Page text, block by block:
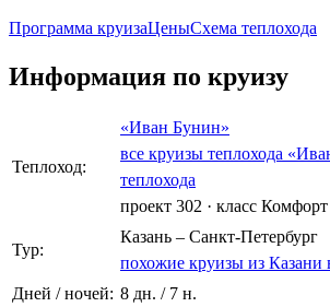
Программа круизаЦеныСхема теплохода
Информация по круизу
Теплоход:
«Иван Бунин»
все круизы теплохода
теплохода
проект 302 · класс Комфорт
Тур:
Казань – Санкт-Петербург
похожие круизы из Казани
Дней / ночей: 8 дн. / 7 н.